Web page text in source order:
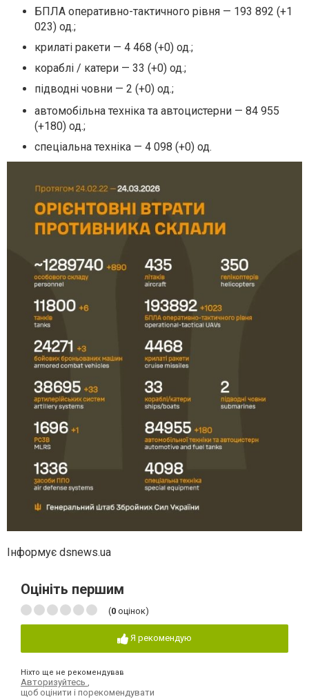
БПЛА оперативно-тактичного рівня — 193 892 (+1
023) од.;
крилаті ракети — 4 468 (+0) од.;
кораблі / катери — 33 (+0) од.;
підводні човни — 2 (+0) од.;
автомобільна техніка та автоцистерни — 84 955
(+180) од.;
спеціальна техніка — 4 098 (+0) од.
Інформує dsnews.ua
Оцініть першим
(0 оцінок)
Я рекомендую
Ніхто ще не рекомендував
Авторизуйтесь ,
щоб оцінити і порекомендувати